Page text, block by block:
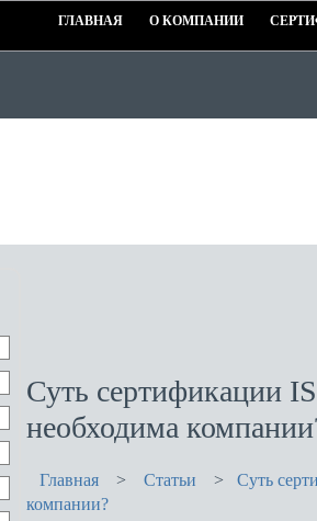
ГЛАВНАЯ О КОМПАНИИ
Суть сертификации
необходима
Главная > Статьи > Суть
компании?